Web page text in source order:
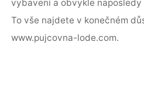
vybavení a obvykle
To vše najdete v konečném
www.pujcovna-lode.com.